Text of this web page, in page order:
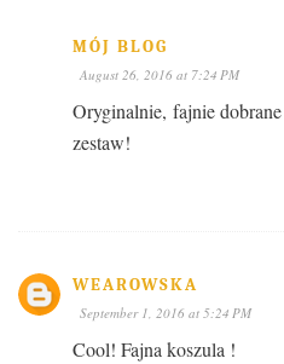
MÓJ BLOG
August 26, 2016 at 7:24 PM
Oryginalnie, fajnie
zestaw!
WEAROWSKA
September 1, 2016 at 5:24 PM
Cool! Fajna koszula !